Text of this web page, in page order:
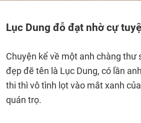
Lục Dung đỗ đạt nhờ cự
Chuyện kể về một anh chàng thư
đẹp đẽ tên là Lục Dung, có lần
thi thì vô tình lọt vào mắt xanh
quán trọ.